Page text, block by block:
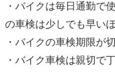
・バイクは毎日通勤で
の車検は少しでも早い
・バイクの車検期限が
・バイク車検は親切で